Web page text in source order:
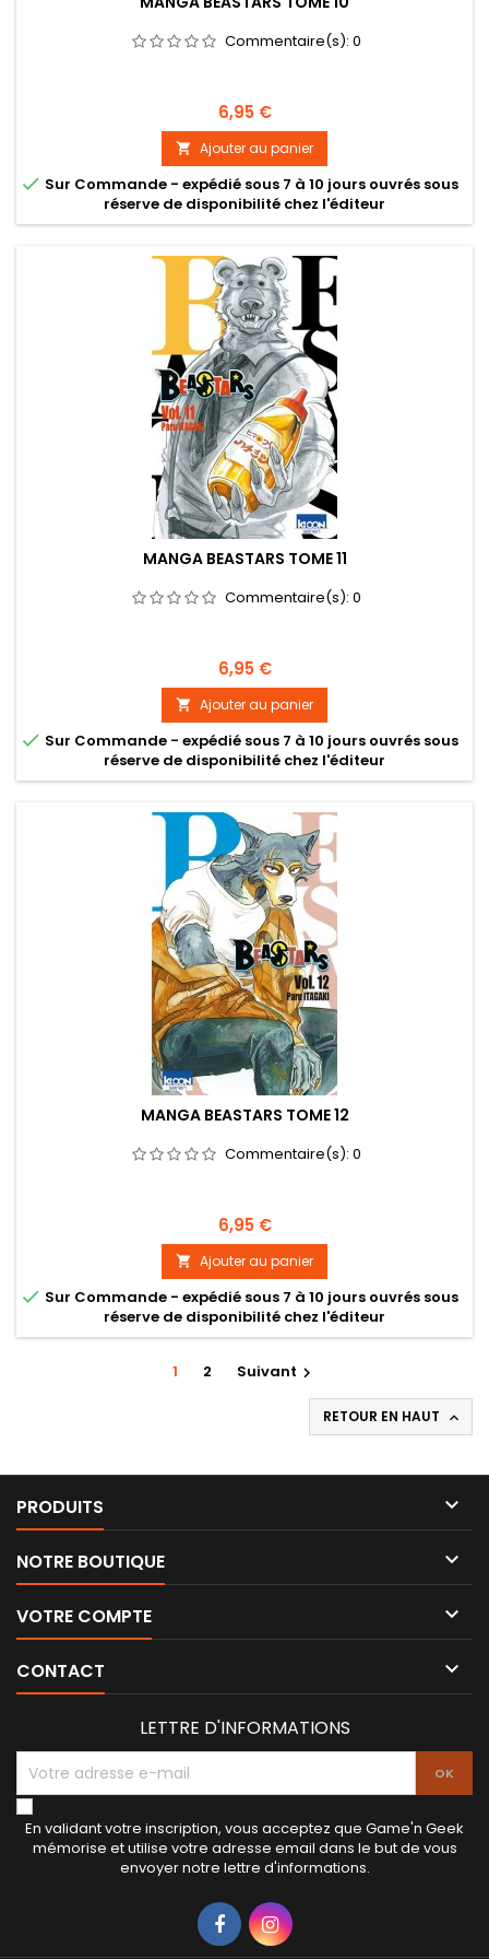
Commentaire(s): 0
Prix
6,95 €
 Ajouter au panier
 Sur Commande - expédié sous 7 à 10 jours ouvrés sous
réserve de disponibilité chez l'éditeur
MANGA BEASTARS TOME 11
Commentaire(s): 0
Prix
6,95 €
 Ajouter au panier
 Sur Commande - expédié sous 7 à 10 jours ouvrés sous
réserve de disponibilité chez l'éditeur
MANGA BEASTARS TOME 12
Commentaire(s): 0
Prix
6,95 €
 Ajouter au panier
 Sur Commande - expédié sous 7 à 10 jours ouvrés sous
réserve de disponibilité chez l'éditeur
1 2 Suivant 
RETOUR EN HAUT 
PRODUITS 
NOTRE BOUTIQUE 
VOTRE COMPTE 
CONTACT 
LETTRE D'INFORMATIONS
En validant votre inscription, vous acceptez que Game'n Geek
mémorise et utilise votre adresse email dans le but de vous
envoyer notre lettre d'informations.